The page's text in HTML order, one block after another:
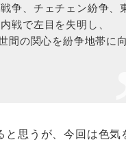
争、チェチェン紛争、
戦で左目を失明し、
間の関心を紛争地帯に
思うが、今回は色気